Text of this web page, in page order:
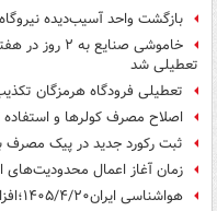
بازگشت واحد آسیب‌دیده
خاموشی
تعطیلی شد
تعطیلی فرودگاه هرمزگان
اصلاح مصرف کولرها و استفاده
ثبت رکورد جدید در پیک مصرف
زمان آغاز اعمال محدودیت‌های
هواشناسی ایران۱۴۰۵/۴/۲۰؛افزایش دما در تهران به ۴۲ درجه سانتیگراد